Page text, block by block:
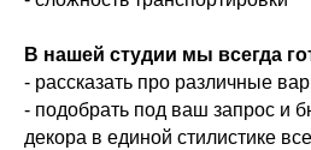
В нашей студии мы всегда
- рассказать про различные
- подобрать под ваш запрос и
декора в единой стилистике